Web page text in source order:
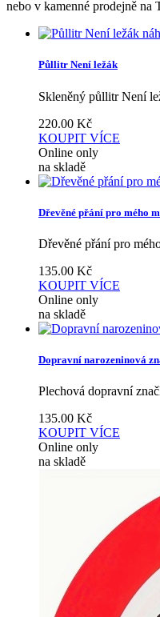
nebo v kamenné prodejně na
Půllitr Není ležák
Skleněný půllitr Není
220.00 Kč
KOUPIT VÍCE
Online only
na skladě
Dřevěné přání pro mého
Dřevěné přání pro
135.00 Kč
KOUPIT VÍCE
Online only
na skladě
Dopravní narozeninová
Plechová dopravní
135.00 Kč
KOUPIT VÍCE
Online only
na skladě